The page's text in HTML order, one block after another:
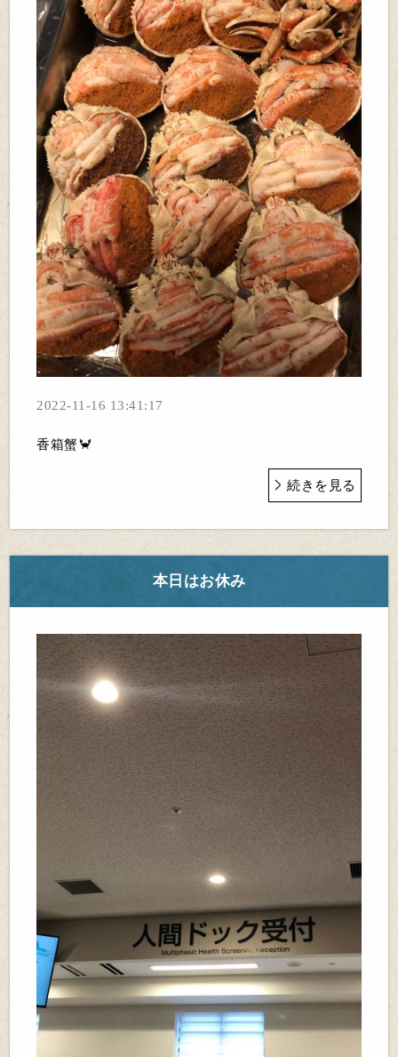
2022-11-16 13:41:17
香箱蟹🦀
続きを見る
本日はお休み